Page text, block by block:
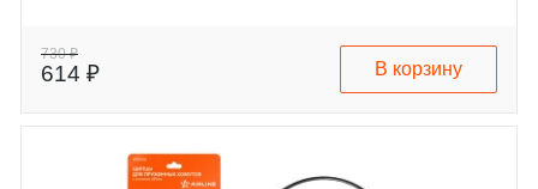
730 ₽
614 ₽ В корзину